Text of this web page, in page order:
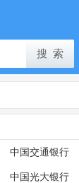
中国交通银行
中国光大银行